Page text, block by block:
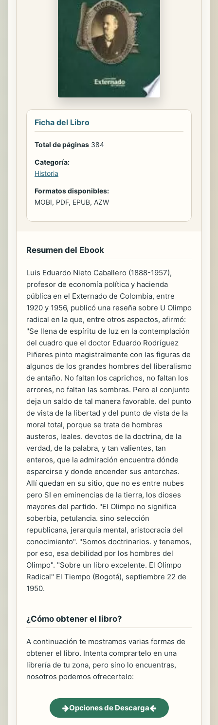
Ficha del Libro
Total de páginas 384
Categoría:
Historia
Formatos disponibles:
MOBI, PDF, EPUB, AZW
Resumen del Ebook
Luis Eduardo Nieto Caballero (1888-1957),
profesor de economía política y hacienda
pública en el Externado de Colombia, entre
1920 y 1956, publicó una reseña sobre U Olimpo
radical en la que, entre otros aspectos, afirmó:
"Se llena de espíritu de luz en la contemplación
del cuadro que el doctor Eduardo Rodríguez
Piñeres pinto magistralmente con las figuras de
algunos de los grandes hombres del liberalismo
de antaño. No faltan los caprichos, no faltan los
errores, no faltan las sombras. Pero el conjunto
deja un saldo de tal manera favorable. del punto
de vista de la libertad y del punto de vista de la
moral total, porque se trata de hombres
austeros, leales. devotos de la doctrina, de la
verdad, de la palabra, y tan valientes, tan
enteros, que la admiración encuentra dónde
esparcirse y donde encender sus antorchas.
Allí quedan en su sitio, que no es entre nubes
pero SI en eminencias de la tierra, los dioses
mayores del partido. "El Olimpo no significa
soberbia, petulancia. sino selección
republicana, jerarquía mental, aristocracia del
conocimiento". "Somos doctrinarios. y tenemos,
por eso, esa debilidad por los hombres del
Olimpo". "Sobre un libro excelente. El Olimpo
Radical" El Tiempo (Bogotá), septiembre 22 de
1950.
¿Cómo obtener el libro?
A continuación te mostramos varias formas de
obtener el libro. Intenta comprartelo en una
librería de tu zona, pero sino lo encuentras,
nosotros podemos ofrecertelo:
Opciones de Descarga